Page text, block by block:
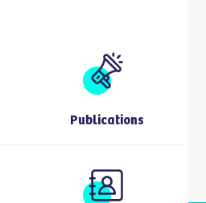
Publications